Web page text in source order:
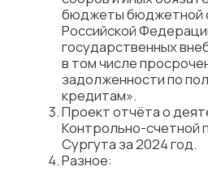
бюджеты бюджетной
Российской
государственных
в том числе
задолженности по
кредитам».
Проект отчёта о
Контрольно-счетной
Сургута за 2024 год.
Разное: